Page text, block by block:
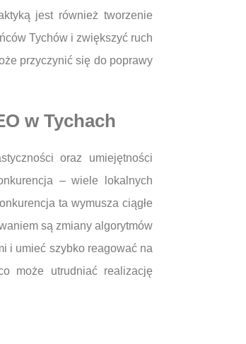
jest również tworzenie
Tychów i zwiększyć ruch
przyczynić się do poprawy
w Tychach
oraz umiejętności
– wiele lokalnych
ta wymusza ciągłe
są zmiany algorytmów
i umieć szybko reagować na
może utrudniać realizację